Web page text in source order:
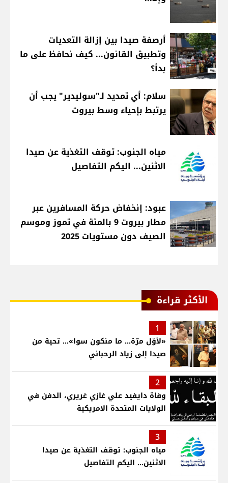
أرصفة صيدا بين إزالة التعديات
وتطبيق القانون... كيف نحافظ على ما
بدأ؟
سلام: أي تمديد لـ"سوليدير" يجب أن
يرتبط بإحياء وسط بيروت
مياه الجنوب: توقف التغذية عن صيدا
الاثنين... اليكم التفاصيل
عبود: إنخفاض حركة المسافرين عبر
مطار بيروت 9 بالمئة في تموز وموسم
الصيف دون مستويات 2025
الأكثر قراءة
1
«لأوّل مرّة… ما منكون سوا»… تحية من
صيدا إلى زياد الرحباني
2
وفاة دايفيد علي غازي غريري، الدفن في
الولايات المتحدة الامريكية
3
مياه الجنوب: توقف التغذية عن صيدا
الاثنين... اليكم التفاصيل